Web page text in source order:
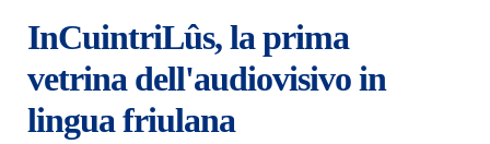
InCuintriLûs, la prima
vetrina dell'audiovisivo in
lingua friulana